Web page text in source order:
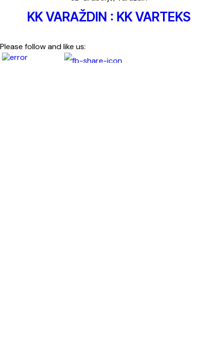
KK VARAŽDIN : KK VARTEKS
Please follow and like us: